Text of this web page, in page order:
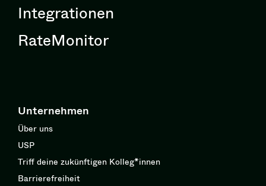
Integrationen
RateMonitor
Unternehmen
Über uns
USP
Triff deine zukünftigen Kolleg*innen
Barrierefreiheit